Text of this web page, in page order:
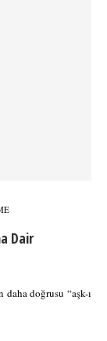
Dair
doğrusu “aşk-ı